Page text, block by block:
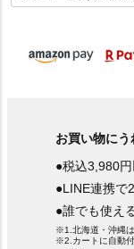
須
お買い物に
●税込3,980
●LINE連携で
●誰でも使え
※1.北海道・沖縄
※2.カートに自動